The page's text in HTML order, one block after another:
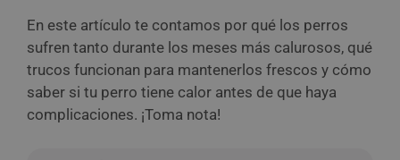
En este artículo te contamos por qué los perros
sufren tanto durante los meses más calurosos, qué
trucos funcionan para mantenerlos frescos y cómo
saber si tu perro tiene calor antes de que haya
complicaciones. ¡Toma nota!